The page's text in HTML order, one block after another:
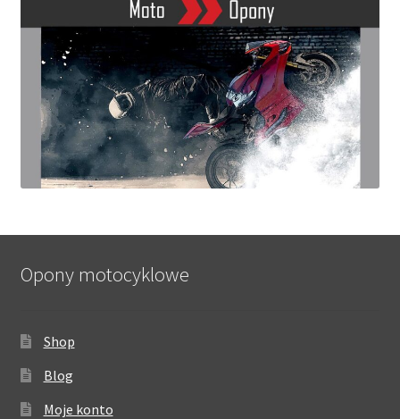
Opony motocyklowe
Shop
Blog
Moje konto